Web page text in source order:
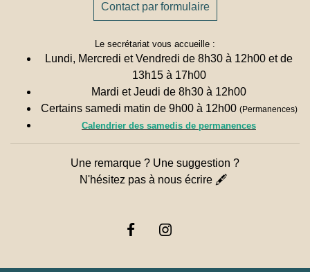
Contact par formulaire
Le secrétariat vous accueille :
Lundi, Mercredi et Vendredi de 8h30 à 12h00 et de
13h15 à 17h00
Mardi et Jeudi de 8h30 à 12h00
Certains samedi matin de 9h00 à 12h00 (Permanences)
Calendrier des samedis de permanences
Une remarque ? Une suggestion ?
N'hésitez pas à nous écrire 🖋